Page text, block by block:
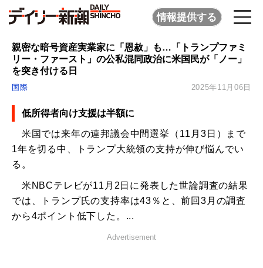
情報提供する
親密な暗号資産実業家に「恩赦」も…「トランプファミ
リー・ファースト」の公私混同政治に米国民が「ノー」
を突き付ける日
国際 2025年11月06日
低所得者向け支援は半額に
米国では来年の連邦議会中間選挙（11月3日）まで
1年を切る中、トランプ大統領の支持が伸び悩んでい
る。
米NBCテレビが11月2日に発表した世論調査の結果
では、トランプ氏の支持率は43％と、前回3月の調査
から4ポイント低下した。...
Advertisement